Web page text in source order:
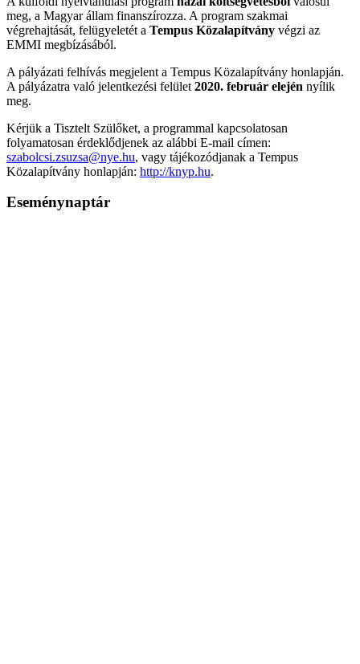
meg, a Magyar állam finanszírozza. A program szakmai
végrehajtását, felügyeletét a Tempus Közalapítvány végzi az
EMMI megbízásából.
A pályázati felhívás megjelent a Tempus Közalapítvány honlapján.
A pályázatra való jelentkezési felület 2020. február elején nyílik
meg.
Kérjük a Tisztelt Szülőket, a programmal kapcsolatosan
folyamatosan érdeklődjenek az alábbi E-mail címen:
szabolcsi.zsuzsa@nye.hu, vagy tájékozódjanak a Tempus
Közalapítvány honlapján: http://knyp.hu.
Eseménynaptár